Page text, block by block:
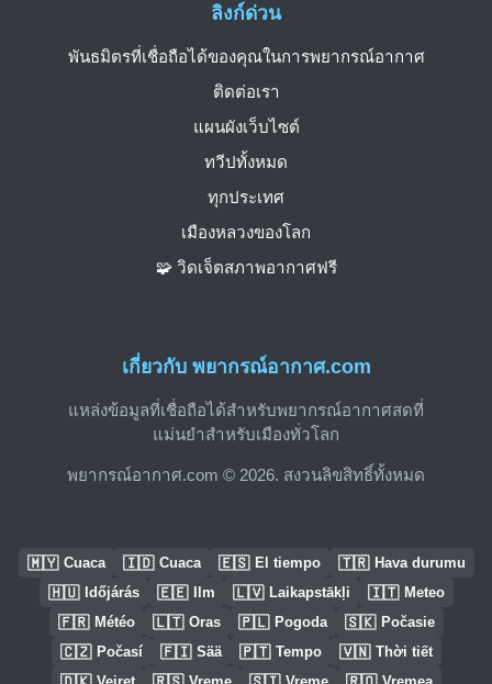
เกี่ยวกับ พยากรณ์อากาศ.com
แหล่งข้อมูลที่เชื่อถือได้สำหรับพยากรณ์อากาศสดที่
แม่นยำสำหรับเมืองทั่วโลก
พยากรณ์อากาศ.com © 2026. สงวนลิขสิทธิ์ทั้งหมด
ลิงก์ด่วน
พันธมิตรที่เชื่อถือได้ของคุณในการพยากรณ์อากาศ
ติดต่อเรา
แผนผังเว็บไซต์
ทวีปทั้งหมด
ทุกประเทศ
เมืองหลวงของโลก
🧩 วิดเจ็ตสภาพอากาศฟรี
🇲🇾 Cuaca 🇮🇩 Cuaca 🇪🇸 El tiempo 🇹🇷 Hava durumu
🇭🇺 Időjárás 🇪🇪 Ilm 🇱🇻 Laikapstākļi 🇮🇹 Meteo
🇫🇷 Météo 🇱🇹 Oras 🇵🇱 Pogoda 🇸🇰 Počasie
🇨🇿 Počasí 🇫🇮 Sää 🇵🇹 Tempo 🇻🇳 Thời tiết